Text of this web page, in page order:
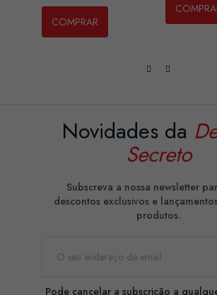
COMPRAR
Novidades da
Secreto
Subscreva a nossa newsletter
descontos exclusivos e
produtos.
Pode cancelar a subscrição a